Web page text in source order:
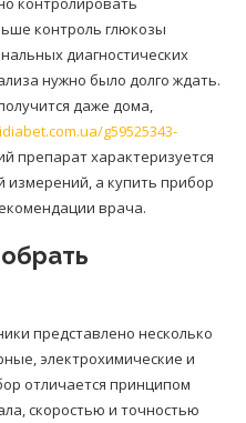
контроль глюкозы
диагностических
нужно было долго ждать.
даже дома,
g59525343-
препарат характеризуется
измерений, а купить прибор
врача.
представлено несколько
электрохимические и
отличается принципом
скоростью и точностью